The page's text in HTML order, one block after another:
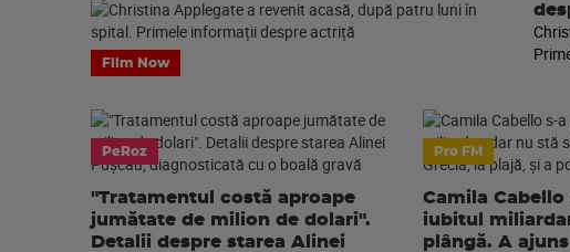
Film Now
PeRoz
"Tratamentul costă aproape
jumătate de milion de dolari".
Detalii despre starea Alinei
Pro FM
Camila
iubitul
plângă. A